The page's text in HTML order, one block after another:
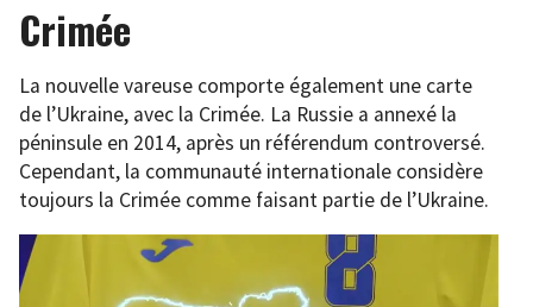
Crimée
La nouvelle vareuse comporte également une carte
de l’Ukraine, avec la Crimée. La Russie a annexé la
péninsule en 2014, après un référendum controversé.
Cependant, la communauté internationale considère
toujours la Crimée comme faisant partie de l’Ukraine.